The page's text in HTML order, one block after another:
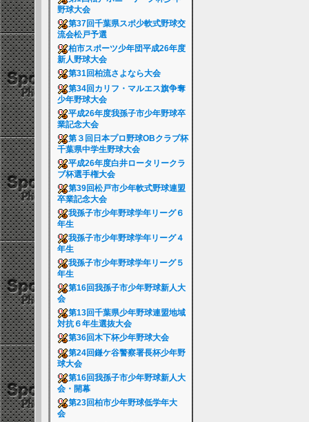
野球大会
第37回千葉県スポ少軟式野球交
流会松戸予選
柏市スポーツ少年団平成26年度
新人野球大会
第31回柏流さよなら大会
第34回カリフ・マルエス旗争奪
少年野球大会
平成26年度我孫子市少年野球卒
業記念大会
第３回日本プロ野球OBクラブ杯
千葉県中学生野球大会
平成26年度白井ロータリークラ
ブ杯選手権大会
第39回松戸市少年軟式野球連盟
卒業記念大会
我孫子市少年野球学年リーグ６
年生
我孫子市少年野球学年リーグ４
年生
我孫子市少年野球学年リーグ５
年生
第16回我孫子市少年野球新人大
会
第13回千葉県少年野球連盟地域
対抗６年生選抜大会
第36回木下杯少年野球大会
第24回鎌ケ谷警察署長杯少年野
球大会
第16回我孫子市少年野球新人大
会・開幕
第23回柏市少年野球低学年大
会